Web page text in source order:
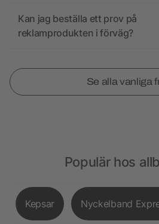
Kan jag beställa ett prov på
reklamprodukten i förväg?
Se alla vanliga
Populär hos
Kepsar Nyckelband